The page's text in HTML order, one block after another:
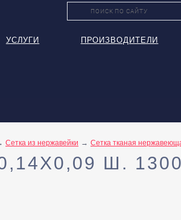
УСЛУГИ ПРОИЗВОДИТЕЛИ
Сетка из нержавейки Сетка тканая
Ш.